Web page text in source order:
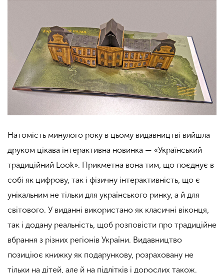
Натомість минулого року в цьому видавництві вийшла
друком цікава інтерактивна новинка — «Український
традиційний Look». Прикметна вона тим, що поєднує в
собі як цифрову, так і фізичну інтерактивність, що є
унікальним не тільки для українського ринку, а й для
світового. У виданні використано як класичні віконця,
так і додану реальність, щоб розповісти про традиційне
вбрання з різних регіонів України. Видавництво
позиціює книжку як подарункову, розраховану не
тільки на дітей, але й на підлітків і дорослих також.